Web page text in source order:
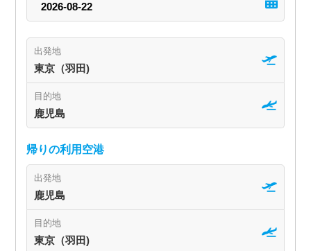
出発地
東京（羽田)
目的地
鹿児島
帰りの利用空港
出発地
鹿児島
目的地
東京（羽田)